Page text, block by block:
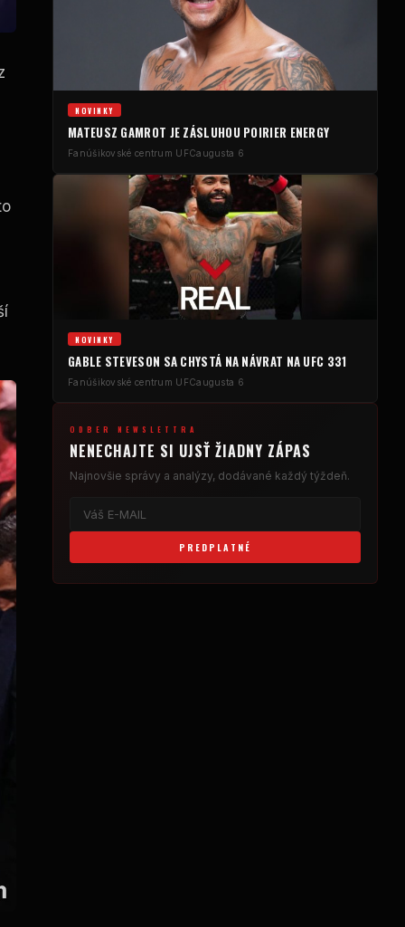
NOVINKY
MATEUSZ GAMROT JE ZÁSLUHOU POIRIER ENERGY
Fanúšikovské centrum UFCaugusta 6
NOVINKY
GABLE STEVESON SA CHYSTÁ NA NÁVRAT NA UFC 331
Fanúšikovské centrum UFCaugusta 6
ODBER NEWSLETTRA
NENECHAJTE SI UJSŤ ŽIADNY ZÁPAS
Najnovšie správy a analýzy, dodávané každý týždeň.
PREDPLATNÉ